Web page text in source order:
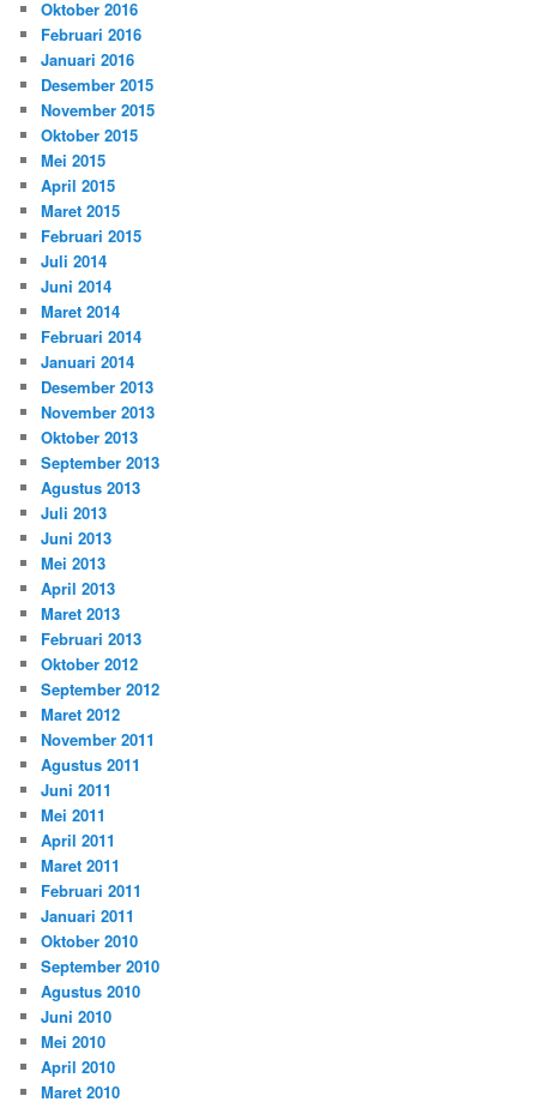
Oktober 2016
Februari 2016
Januari 2016
Desember 2015
November 2015
Oktober 2015
Mei 2015
April 2015
Maret 2015
Februari 2015
Juli 2014
Juni 2014
Maret 2014
Februari 2014
Januari 2014
Desember 2013
November 2013
Oktober 2013
September 2013
Agustus 2013
Juli 2013
Juni 2013
Mei 2013
April 2013
Maret 2013
Februari 2013
Oktober 2012
September 2012
Maret 2012
November 2011
Agustus 2011
Juni 2011
Mei 2011
April 2011
Maret 2011
Februari 2011
Januari 2011
Oktober 2010
September 2010
Agustus 2010
Juni 2010
Mei 2010
April 2010
Maret 2010